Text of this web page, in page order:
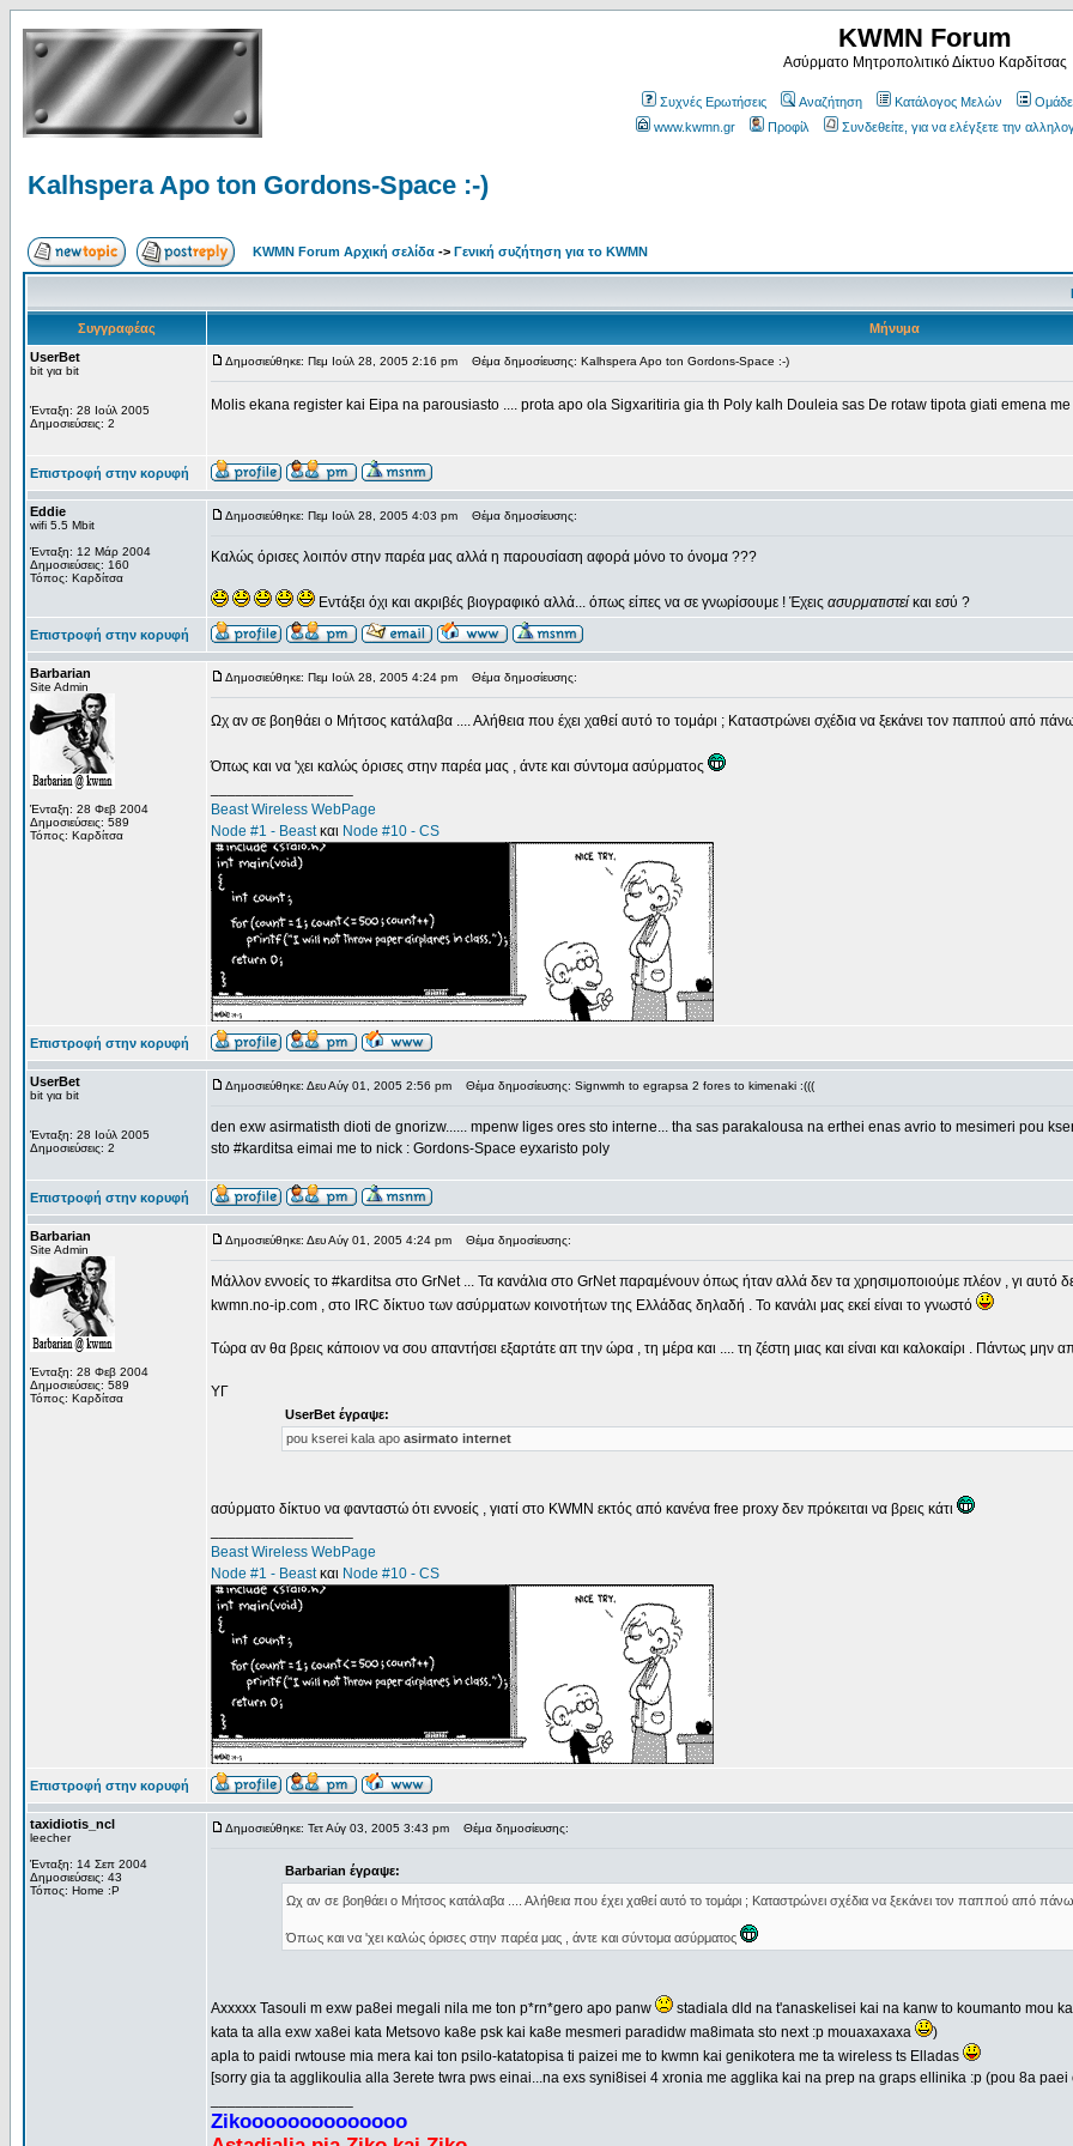
KWMN Forum
Ασύρματο Μητροπολιτικό Δίκτυο Καρδίτσας
Συχνές Ερωτήσεις Αναζήτηση Κατάλογος Μελών
www.kwmn.gr
Προφίλ Συνδεθείτε, για να ελέγξετε την
Kalhspera Apo ton Gordons-Space :-)
KWMN Forum Αρχική σελίδα -> Γενική συζήτηση για το KWMN
Συγγραφέας
Μήνυμα
UserBet
bit για bit
Ένταξη: 28 Ιούλ 2005
Δημοσιεύσεις: 2
Δημοσιεύθηκε: Πεμ Ιούλ 28, 2005 2:16 pm Θέμα δημοσίευσης: Kalhspera Apo ton Gordons-Space :-)
Molis ekana register kai Eipa na parousiasto .... prota apo ola Sigxaritiria gia th Poly kalh Douleia sas De rotaw tipota giati emena
Επιστροφή στην κορυφή
Eddie
wifi 5.5 Mbit
Ένταξη: 12 Μάρ 2004
Δημοσιεύσεις: 160
Τόπος: Καρδίτσα
Δημοσιεύθηκε: Πεμ Ιούλ 28, 2005 4:03 pm Θέμα δημοσίευσης:
Καλώς όρισες λοιπόν στην παρέα μας αλλά η παρουσίαση αφορά μόνο το όνομα ???
Εντάξει όχι και ακριβές βιογραφικό αλλά... όπως είπες να σε γνωρίσουμε ! Έχεις ασυρματιστεί και εσύ ?
Επιστροφή στην κορυφή
Barbarian
Site Admin
Ένταξη: 28 Φεβ 2004
Δημοσιεύσεις: 589
Τόπος: Καρδίτσα
Δημοσιεύθηκε: Πεμ Ιούλ 28, 2005 4:24 pm Θέμα δημοσίευσης:
Ωχ αν σε βοηθάει ο Μήτσος κατάλαβα .... Αλήθεια που έχει χαθεί αυτό το τομάρι ; Καταστρώνει σχέδια να ξεκάνει τον παππού από
Όπως και να 'χει καλώς όρισες στην παρέα μας , άντε και σύντομα ασύρματος
Beast Wireless WebPage
Node #1 - Beastκαι Node #10 - CS
Επιστροφή στην κορυφή
UserBet
bit για bit
Ένταξη: 28 Ιούλ 2005
Δημοσιεύσεις: 2
Δημοσιεύθηκε: Δευ Αύγ 01, 2005 2:56 pm Θέμα δημοσίευσης: Signwmh to egrapsa 2 fores to kimenaki :(((
den exw asirmatisth dioti de gnorizw...... mpenw liges ores sto interne... tha sas parakalousa na erthei enas avrio to mesimeri pou
sto #karditsa eimai me to nick : Gordons-Space eyxaristo poly
Επιστροφή στην κορυφή
Barbarian
Site Admin
Ένταξη: 28 Φεβ 2004
Δημοσιεύσεις: 589
Τόπος: Καρδίτσα
Δημοσιεύθηκε: Δευ Αύγ 01, 2005 4:24 pm Θέμα δημοσίευσης:
Μάλλον εννοείς το #karditsa στο GrNet ... Τα κανάλια στο GrNet παραμένουν όπως ήταν αλλά δεν τα χρησιμοποιούμε πλέον , γι αυτό
kwmn.no-ip.com , στο IRC δίκτυο των ασύρματων κοινοτήτων της Ελλάδας δηλαδή . Το κανάλι μας εκεί είναι το γνωστό
Τώρα αν θα βρεις κάποιον να σου απαντήσει εξαρτάτε απ την ώρα , τη μέρα και .... τη ζέστη μιας και είναι και καλοκαίρι . Πάντως μην
ΥΓ
UserBet έγραψε:
pou kserei kala apo asirmato internet
ασύρματο δίκτυο να φανταστώ ότι εννοείς , γιατί στο KWMN εκτός από κανένα free proxy δεν πρόκειται να βρεις κάτι
Beast Wireless WebPage
Node #1 - Beastκαι Node #10 - CS
Επιστροφή στην κορυφή
taxidiotis_ncl
leecher
Ένταξη: 14 Σεπ 2004
Δημοσιεύσεις: 43
Τόπος: Home :P
Δημοσιεύθηκε: Τετ Αύγ 03, 2005 3:43 pm Θέμα δημοσίευσης:
Barbarian έγραψε:
Ωχ αν σε βοηθάει ο Μήτσος κατάλαβα .... Αλήθεια που έχει χαθεί αυτό το τομάρι ; Καταστρώνει σχέδια να ξεκάνει τον παππού από
Όπως και να 'χει καλώς όρισες στην παρέα μας , άντε και σύντομα ασύρματος
Axxxxx Tasouli m exw pa8ei megali nila me ton p*rn*gero apo panw
stadiala dld na t'anaskelisei kai na kanw to koumanto mou
kata ta alla exw xa8ei kata Metsovo ka8e psk kai ka8e mesmeri paradidw ma8imata sto next :p mouaxaxaxa
)
apla to paidi rwtouse mia mera kai ton psilo-katatopisa ti paizei me to kwmn kai genikotera me ta wireless ts Elladas
[sorry gia ta agglikoulia alla 3erete twra pws einai...na exs syni8isei 4 xronia me agglika kai na prep na graps ellinika :p (pou 8a
Zikoooooooooooooo